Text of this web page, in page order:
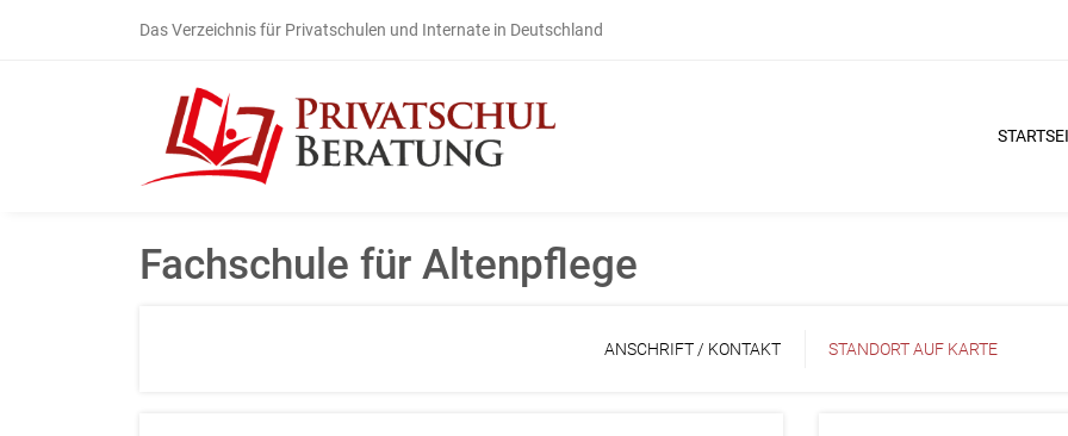
Das Verzeichnis für Privatschulen und Internate in Deutschland
Fachschule für Altenpflege
ANSCHRIFT / KONTAKT STANDORT AUF KARTE